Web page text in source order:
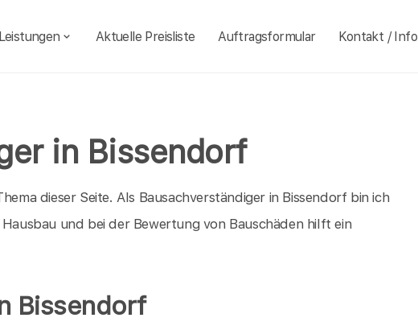
Leistungen Aktuelle Preisliste Auftragsformular Kontakt / Info
in Bissendorf
dieser Seite. Als Bausachverständiger in Bissendorf bin ich
und bei der Bewertung von Bauschäden hilft ein
Bissendorf